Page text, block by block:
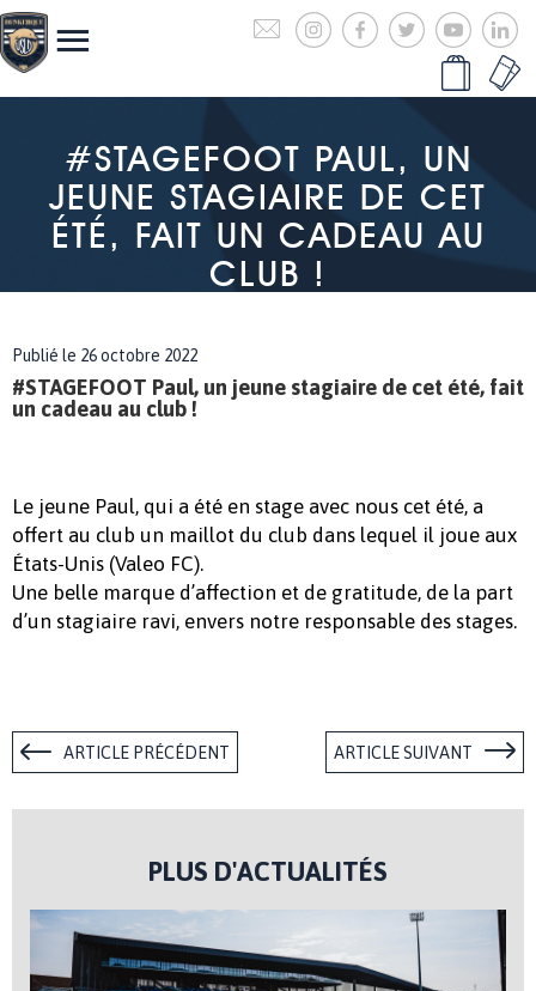
#STAGEFOOT PAUL, UN
JEUNE STAGIAIRE DE CET
ÉTÉ, FAIT UN CADEAU AU
CLUB !
Publié le 26 octobre 2022
#STAGEFOOT Paul, un jeune stagiaire de cet été, fait
un cadeau au club !
Le jeune Paul, qui a été en stage avec nous cet été, a
offert au club un maillot du club dans lequel il joue aux
États-Unis (Valeo FC).
Une belle marque d’affection et de gratitude, de la part
d’un stagiaire ravi, envers notre responsable des stages.
ARTICLE PRÉCÉDENT ARTICLE SUIVANT
PLUS D'ACTUALITÉS